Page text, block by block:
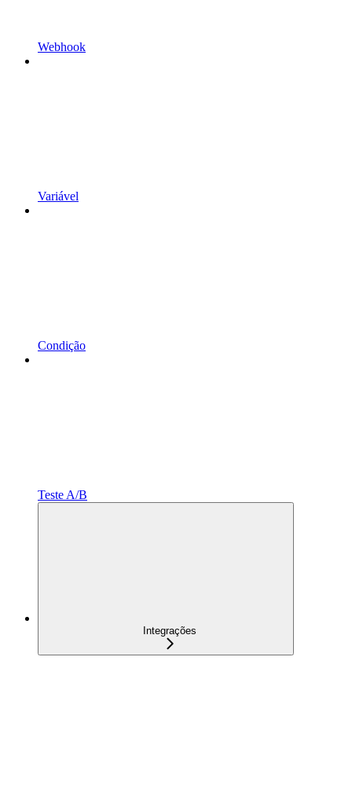
Webhook
Variável
Condição
Teste A/B
Integrações